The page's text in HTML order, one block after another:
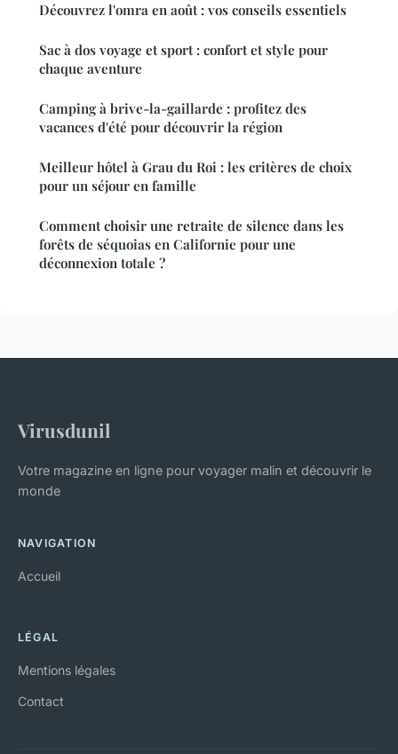
Découvrez l'omra en août : vos conseils essentiels
Sac à dos voyage et sport : confort et style pour
chaque aventure
Camping à brive-la-gaillarde : profitez des
vacances d'été pour découvrir la région
Meilleur hôtel à Grau du Roi : les critères de choix
pour un séjour en famille
Comment choisir une retraite de silence dans les
forêts de séquoias en Californie pour une
déconnexion totale ?
Virusdunil
Votre magazine en ligne pour voyager malin et découvrir le
monde
NAVIGATION
Accueil
LÉGAL
Mentions légales
Contact